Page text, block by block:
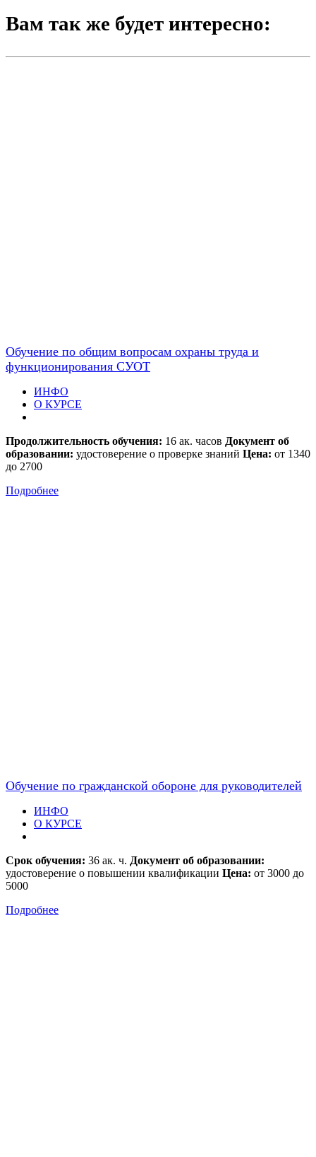
Вам так же будет интересно:
Обучение по общим вопросам охраны труда и
функционирования СУОТ
ИНФО
О КУРСЕ
Продолжительность обучения: 16 ак. часов Документ об
образовании: удостоверение о проверке знаний Цена: от 1340
до 2700
Подробнее
Обучение по гражданской обороне для руководителей
ИНФО
О КУРСЕ
Срок обучения: 36 ак. ч. Документ об образовании:
удостоверение о повышении квалификации Цена: от 3000 до
5000
Подробнее